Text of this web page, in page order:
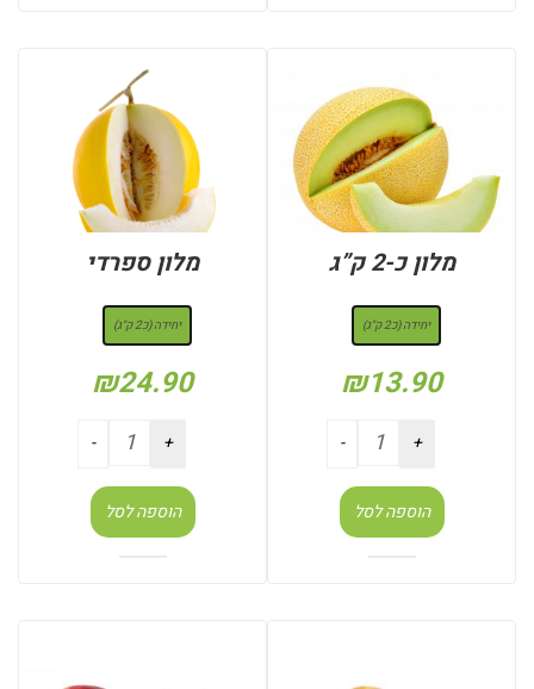
מלון כ-2 ק”ג
יחידה (כ2 ק"ג)
₪13.90
הוספה לסל
מלון ספרדי
יחידה (כ2 ק"ג)
₪24.90
הוספה לסל